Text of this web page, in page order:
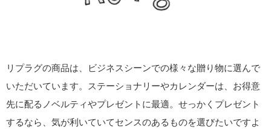
リプラグの商品は、ビジネスシーンでの様々な贈り物に選んで
いただいています。ステーショナリーやカレンダーは、お得意
先に配るノベルティやプレゼントに最適。せっかくプレゼント
するなら、気が利いていてセンスのあるものを選びたいですよ